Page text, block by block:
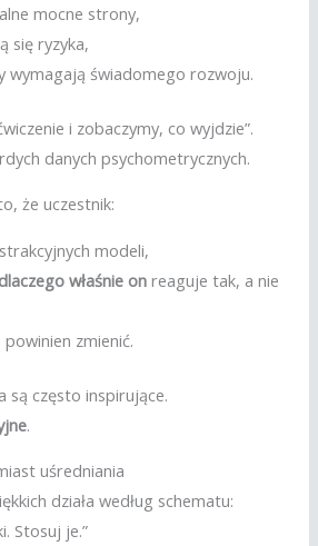
mocne strony,
się ryzyka,
wymagają świadomego rozwoju.
i zobaczymy, co wyjdzie”.
danych psychometrycznych.
że uczestnik:
modeli,
dlaczego właśnie on reaguje tak, a nie
zmienić.
są często inspirujące.
.
uśredniania
działa według schematu:
Stosuj je.”